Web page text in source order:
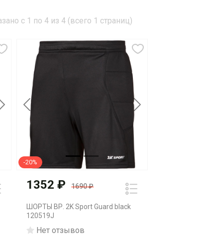
с 1 по 4 из 4 (всего 1 страниц)
Next
-20%
Previous Next
1352 ₽ 1690 ₽
ШОРТЫ ВР. 2K Sport Guard black
120519J
Нет отзывов